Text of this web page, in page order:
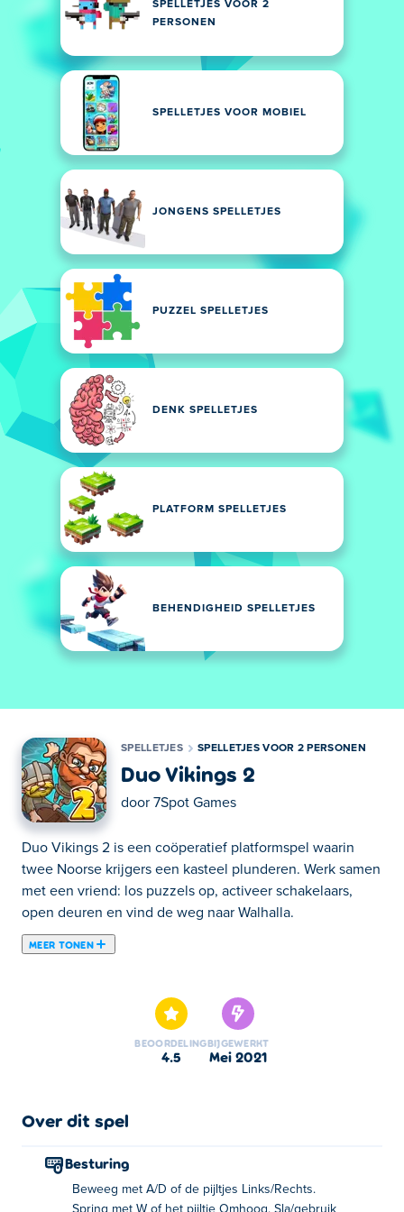
SPELLETJES VOOR 2
PERSONEN
SPELLETJES VOOR MOBIEL
JONGENS SPELLETJES
PUZZEL SPELLETJES
DENK SPELLETJES
PLATFORM SPELLETJES
BEHENDIGHEID SPELLETJES
SPELLETJES SPELLETJES VOOR 2 PERSONEN
Duo Vikings 2
door 7Spot Games
Duo Vikings 2 is een coöperatief platformspel waarin
twee Noorse krijgers een kasteel plunderen. Werk samen
met een vriend: los puzzels op, activeer schakelaars,
open deuren en vind de weg naar Walhalla.
MEER TONEN
vervolgen onze twee Viking-vrienden hun reis door meer
met obstakels gevulde kastelen en zorgvuldig
ontworpen levels te verkennen. Je kunt alleen spelen,
activeer liften en sla breekbare voorwerpen kapot. Baan
in Valhalla.
Besturing:
BEOORDELING
4.5
BIJGEWERKT
mei 2021
Over dit spel
Besturing
Beweeg met A/D of de pijltjes Links/Rechts.
Spring met W of het pijltje Omhoog. Sla/gebruik